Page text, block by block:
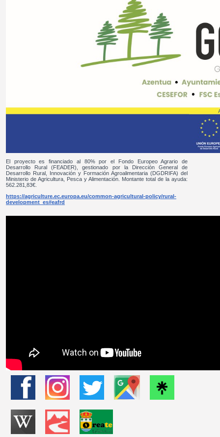
El proyecto es financiado al 80% por el Fondo Europeo Agrario de
Desarrollo Rural (FEADER), gestionado por la Dirección General de
Desarrollo Rural, Innovación y Formación Agroalimentaria (DGDRIFA) del
Ministerio de Agricultura, Pesca y Alimentación. Montante total de la ayuda:
562.281,83€.
https://agriculture.ec.europa.eu/common-agricultural-policy/rural-
development_es#eafrd